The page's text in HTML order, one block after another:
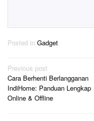
Posted in Gadget
Post
navigation
Previous post
Cara Berhenti Berlangganan
IndiHome: Panduan Lengkap
Online & Offline